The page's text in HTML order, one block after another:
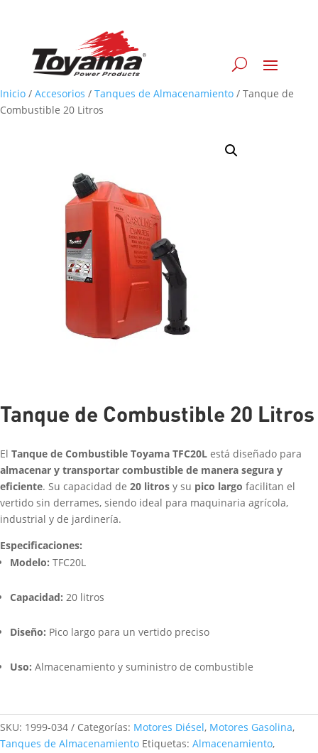
Inicio / Accesorios / Tanques de Almacenamiento / Tanque de
Combustible 20 Litros
Tanque de Combustible 20 Litros
El Tanque de Combustible Toyama TFC20L está diseñado para
almacenar y transportar combustible de manera segura y
eficiente. Su capacidad de 20 litros y su pico largo facilitan el
vertido sin derrames, siendo ideal para maquinaria agrícola,
industrial y de jardinería.
Especificaciones:
Modelo: TFC20L
Capacidad: 20 litros
Diseño: Pico largo para un vertido preciso
Uso: Almacenamiento y suministro de combustible
SKU: 1999-034 Categorías: Motores Diésel, Motores Gasolina,
Tanques de Almacenamiento Etiquetas: Almacenamiento,